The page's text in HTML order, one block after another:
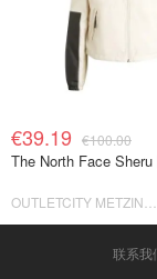
€39.19 €100.00
The North Face
联系我